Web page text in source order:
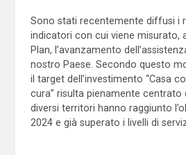
Sono stati recentemente diffusi i
indicatori con cui viene misurato,
Plan, l’avanzamento
nostro Paese. Secondo questo
il target dell’investimento “Casa
cura” risulta pienamente centrato
diversi territori hanno raggiunto
2024 e già superato i livelli di